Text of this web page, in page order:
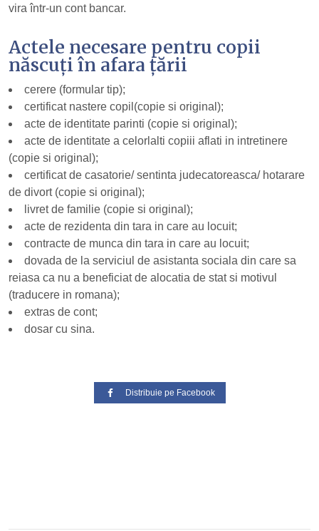
vira într-un cont bancar.
Actele necesare pentru copii
născuți în afara țării
cerere (formular tip);
certificat nastere copil(copie si original);
acte de identitate parinti (copie si original);
acte de identitate a celorlalti copiii aflati in intretinere
(copie si original);
certificat de casatorie/ sentinta judecatoreasca/ hotarare
de divort (copie si original);
livret de familie (copie si original);
acte de rezidenta din tara in care au locuit;
contracte de munca din tara in care au locuit;
dovada de la serviciul de asistanta sociala din care sa
reiasa ca nu a beneficiat de alocatia de stat si motivul
(traducere in romana);
extras de cont;
dosar cu sina.
Distribuie pe Facebook